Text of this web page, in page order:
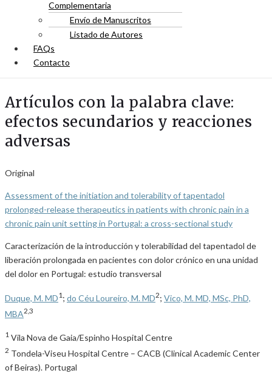
Complementaria
Envío de Manuscritos
Listado de Autores
FAQs
Contacto
Artículos con la palabra clave:
efectos secundarios y reacciones
adversas
Original
Assessment of the initiation and tolerability of tapentadol
prolonged-release therapeutics in patients with chronic pain in a
chronic pain unit setting in Portugal: a cross-sectional study
Caracterización de la introducción y tolerabilidad del tapentadol de
liberación prolongada en pacientes con dolor crónico en una unidad
del dolor en Portugal: estudio transversal
Duque, M. MD1 ; do Céu Loureiro, M. MD2; Vico, M. MD, MSc, PhD,
MBA2,3
1 Vila Nova de Gaia/Espinho Hospital Centre
2 Tondela-Viseu Hospital Centre – CACB (Clinical Academic Center
of Beiras). Portugal